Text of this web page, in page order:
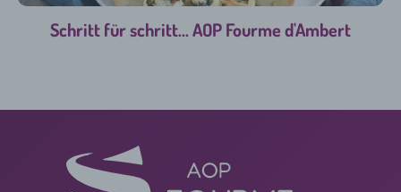
Schritt für schritt... AOP Fourme d'Ambert